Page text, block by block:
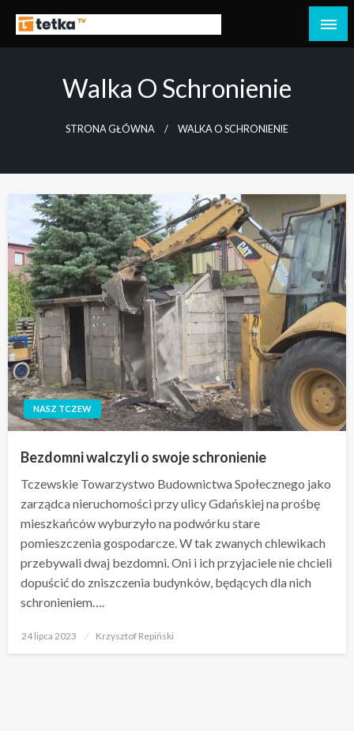
treściTv Tetka Tczew
Tetka Tczew – Twoja lokalna telewizja!
Walka O Schronienie
STRONA GŁÓWNA WALKA O SCHRONIENIE
NASZ TCZEW
Bezdomni walczyli o swoje schronienie
Tczewskie Towarzystwo Budownictwa Społecznego jako
zarządca nieruchomości przy ulicy Gdańskiej na prośbę
mieszkańców wyburzyło na podwórku stare
pomieszczenia gospodarcze. W tak zwanych chlewikach
przebywali dwaj bezdomni. Oni i ich przyjaciele nie chcieli
dopuścić do zniszczenia budynków, będących dla nich
schronieniem….
Opublikowane
24 lipca 2023 Krzysztof Repiński